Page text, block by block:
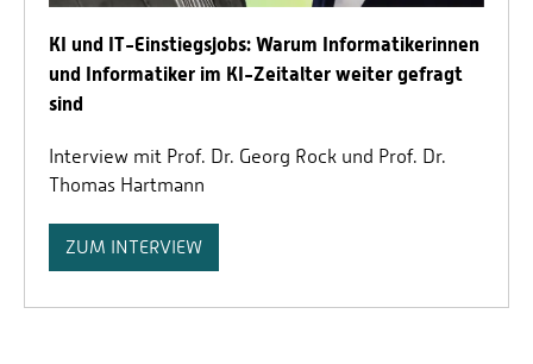
KI und IT-Einstiegsjobs: Warum Informatikerinnen
und Informatiker im KI-Zeitalter weiter gefragt
sind
Interview mit Prof. Dr. Georg Rock und Prof. Dr.
Thomas Hartmann
ZUM INTERVIEW